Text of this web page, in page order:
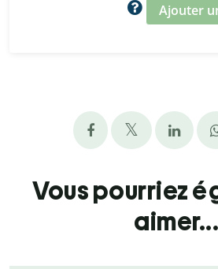
Ajouter
Vous pourriez
aimer...